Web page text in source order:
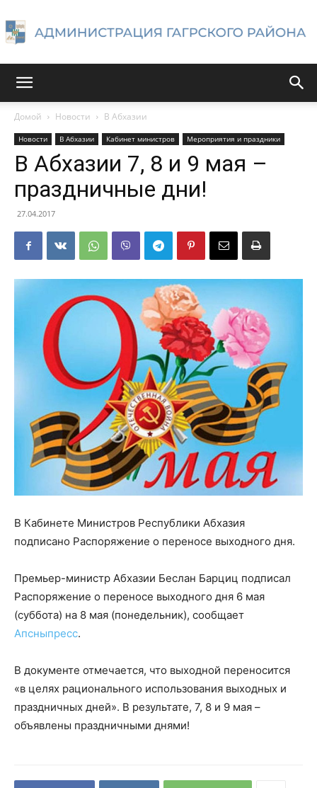
Гагрского
Домой Новости В Абхазии
Новости В Абхазии Кабинет министров Мероприятия и праздники
В Абхазии 7, 8 и 9 мая –
праздничные дни!
27.04.2017
В Кабинете Министров Республики Абхазия
подписано Распоряжение о переносе выходного дня.
Премьер-министр Абхазии Беслан Барциц подписал
Распоряжение о переносе выходного дня 6 мая
(суббота) на 8 мая (понедельник), сообщает
Апсныпресс.
В документе отмечается, что выходной переносится
«в целях рационального использования выходных и
праздничных дней». В результате, 7, 8 и 9 мая –
объявлены праздничными днями!